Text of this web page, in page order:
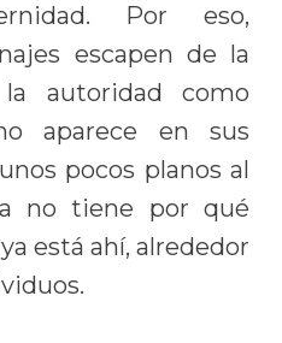
Por eso,
escapen de la
autoridad como
aparece en sus
pocos planos al
no tiene por qué
está ahí, alrededor